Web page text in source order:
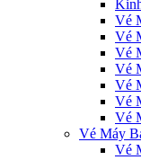
Vé
Vé
Vé
Vé
Vé
Vé
Vé
Vé Máy
Vé